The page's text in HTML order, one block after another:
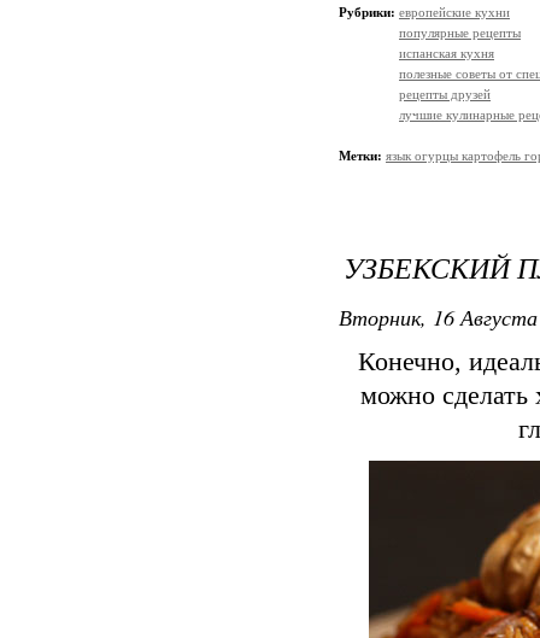
Рубрики: европейские кухни
популярные рецепты
испанская кухня
полезные советы от
рецепты друзей
лучшие кулинарные
Метки: язык огурцы картофель
УЗБЕКСКИЙ
Вторник, 16
Конечно,
можно сделать